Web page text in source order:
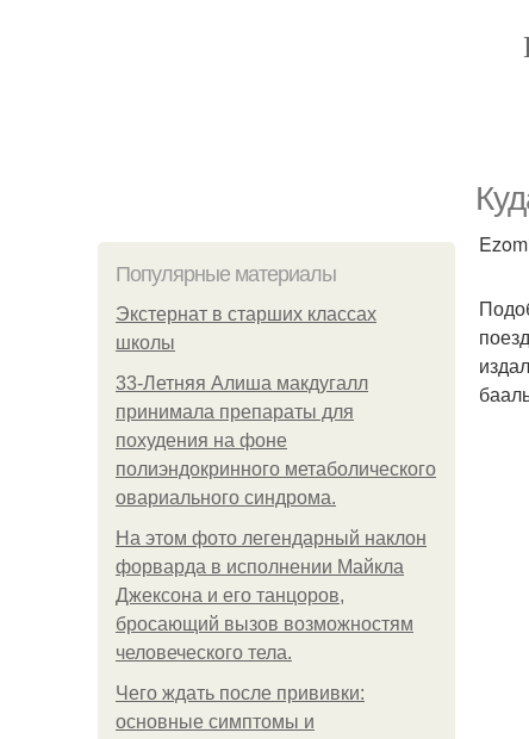
Популярные материалы
Экстернат в старших классах
школы
33-Летняя Алиша макдугалл
принимала препараты для
похудения на фоне
полиэндокринного метаболического
овариального синдрома.
На этом фото легендарный наклон
форварда в исполнении Майкла
Джексона и его танцоров,
бросающий вызов возможностям
человеческого тела.
Чего ждать после прививки:
основные симптомы и